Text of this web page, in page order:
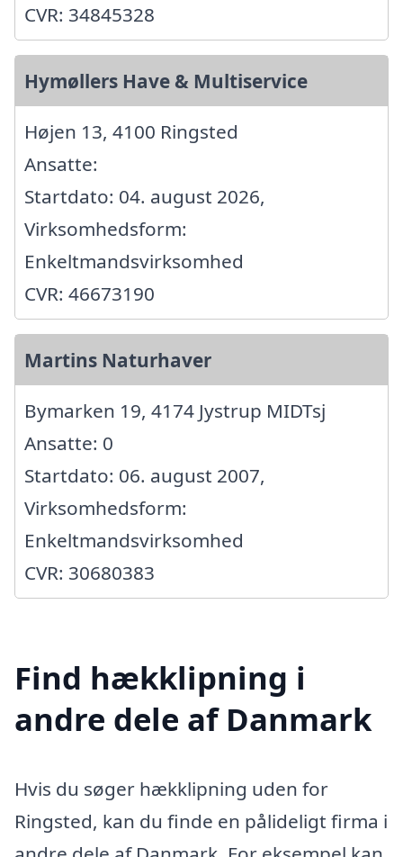
CVR: 34845328
Hymøllers Have & Multiservice
Højen 13, 4100 Ringsted
Ansatte:
Startdato: 04. august 2026,
Virksomhedsform:
Enkeltmandsvirksomhed
CVR: 46673190
Martins Naturhaver
Bymarken 19, 4174 Jystrup MIDTsj
Ansatte: 0
Startdato: 06. august 2007,
Virksomhedsform:
Enkeltmandsvirksomhed
CVR: 30680383
Find hækklipning i
andre dele af Danmark
Hvis du søger hækklipning uden for
Ringsted, kan du finde en pålideligt firma i